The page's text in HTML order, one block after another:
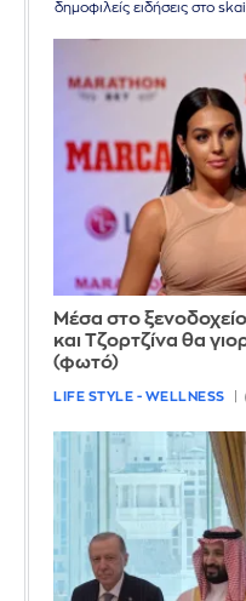
δημοφιλείς ειδήσεις στο
Μέσα στο
και Τζορτζίνα θα
(φωτό)
LIFE STYLE - WELLNESS